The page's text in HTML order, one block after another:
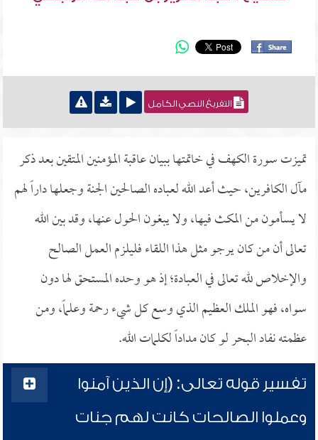
التفريغ النصي الكامل
تميزت سورة الكهف في خاتمتها ببيان عاقبة المؤمنين المتقين بعد ذكر
مآل الكافرين، حيث أعد الله لعباده الصالحين الجنة وجعلها داراً لهم
لا يسأمون من المكث فيها، ولا يبغون الحول عنها، وقد بين الله
تعالى أن من كان يرجو مثل هذا اللقاء فليلزم العمل الصالح
والإخلاص لله تعالى في العبادة؛ إذ هو وحده المستحق لها دون
سواه، فهو الملك العظيم الذي وسع كل شيء رحمة وعلماً، ومن
عظمته نفاد البحر لو كان مداداً لكلمات الله.
تفسير قوله تعالى: (إن الذين آمنوا
وعملوا الصالحات كانت لهم جنات